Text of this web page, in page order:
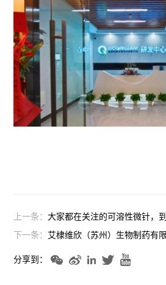
上一条：大家都在关注的可溶性微针，
下一条：艾棣维欣（苏州）生物制药有
分享到：